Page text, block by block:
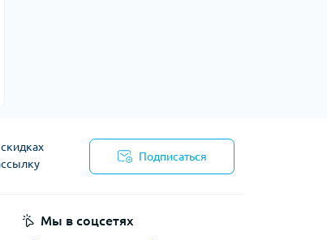
Подписаться
Мы в соцсетях